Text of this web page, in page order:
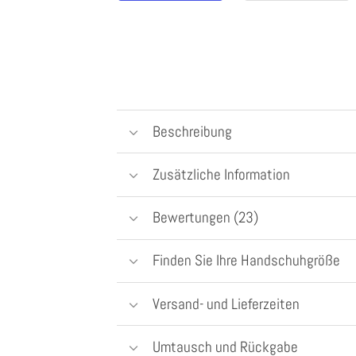
Beschreibung
Zusätzliche Information
Bewertungen (23)
Finden Sie Ihre Handschuhgröße
Versand- und Lieferzeiten
Umtausch und Rückgabe